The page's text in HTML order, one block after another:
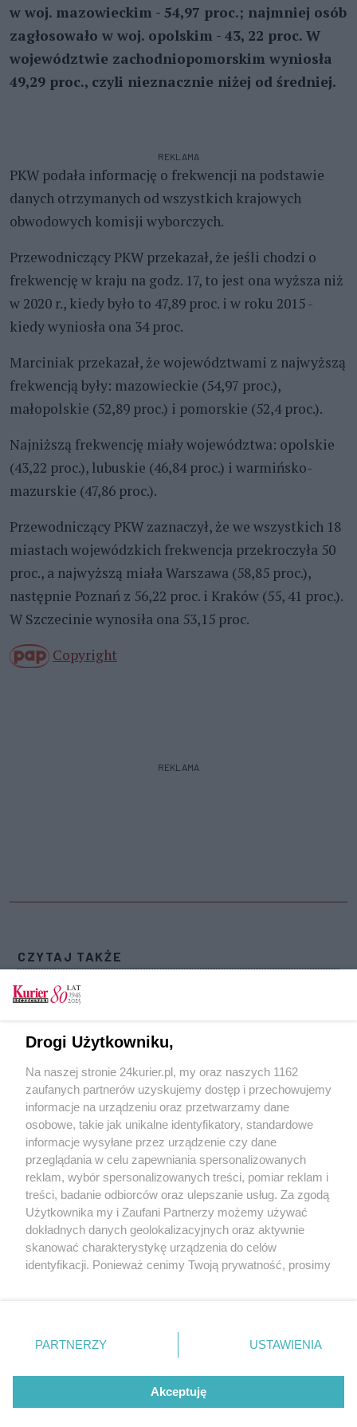
w woj. mazowieckim - 54,97 proc.; najmniej osób
zagłosowało w woj. opolskim - 43, 22 proc. W
województwie zachodniopomorskim wyniosła
49,29 proc., czyli nieznacznie niżej od średniej.
REKLAMA
PKW podała informację o frekwencji na podstawie
danych otrzymanych od wszystkich krajowych
obwodowych komisji wyborczych.
Przewodniczący PKW przekazał, że jeśli chodzi o
frekwencję w kraju na godz. 17, to jest ona wyższa niż
w 2020 r., kiedy było to 47,89 proc. i w roku 2015 -
kiedy wyniosła ona 34 proc.
Marciniak przekazał, że województwami z najwyższą
frekwencją były: mazowieckie (54,97 proc.),
małopolskie (52,89 proc.) i pomorskie (52,4 proc.).
Najniższą frekwencję miały województwa: opolskie
(43,22 proc.), lubuskie (46,84 proc.) i warmińsko-
mazurskie (47,86 proc.).
Przewodniczący PKW zaznaczył, że we wszystkich 18
miastach wojewódzkich frekwencja przekroczyła 50
proc., a najwyższą miała Warszawa (58,85 proc.),
następnie Poznań z 56,22 proc. i Kraków (55, 41 proc.).
W Szczecinie wynosiła ona 53,15 proc.
Copyright
REKLAMA
CZYTAJ TAKŻE
Gwiazdy zagrają w mieście z najwyższą
frekwencją. Wśród nich są szczecińscy artyści
Frekwencja wyborcza o godzinie 17 wynosiła w
kraju 47,89%, a w Szczecinie 50,46%
Wybory prezydenckie 2020. Frekwencja do
godziny 12
POGODA
16℃
Zobacz prognozę na 3 dni
Copyright © 2022 Kurier Szczeciński sp. z o.o.
Wszelkie prawa zastrzeżone
Nota wydawnicza
Nota prawna
Polityka prywatności
Reklama
Drogi Użytkowniku,
Na naszej stronie 24kurier.pl, my oraz naszych 1162
zaufanych partnerów uzyskujemy dostęp i przechowujemy
informacje na urządzeniu oraz przetwarzamy dane
osobowe, takie jak unikalne identyfikatory, standardowe
informacje wysyłane przez urządzenie czy dane
przeglądania w celu zapewniania spersonalizowanych
reklam, wybór spersonalizowanych treści, pomiar reklam i
treści, badanie odbiorców oraz ulepszanie usług. Za zgodą
Użytkownika my i Zaufani Partnerzy możemy używać
dokładnych danych geolokalizacyjnych oraz aktywnie
skanować charakterystykę urządzenia do celów
identyfikacji. Ponieważ cenimy Twoją prywatność, prosimy
prywatności znajdujący się w lewym dolnym rogu strony
. Niektóre rodzaje przetwarzania danych nie wymagają
takiemu przetwarzaniu. Preferencje będą miały
zastosowania tylko na tej witrynie.
PARTNERZY USTAWIENIA
Akceptuję